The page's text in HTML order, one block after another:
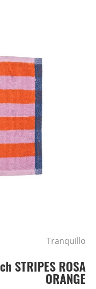
Tranquillo
STRIPES ROSA
ORANGE